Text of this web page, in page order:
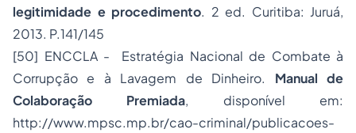
legitimidade e procedimento. 2 ed. Curitiba: Juruá,
2013. P.141/145
[50] ENCCLA - Estratégia Nacional de Combate à
Corrupção e à Lavagem de Dinheiro. Manual de
Colaboração Premiada, disponível em:
http://www.mpsc.mp.br/cao-criminal/publicacoes-